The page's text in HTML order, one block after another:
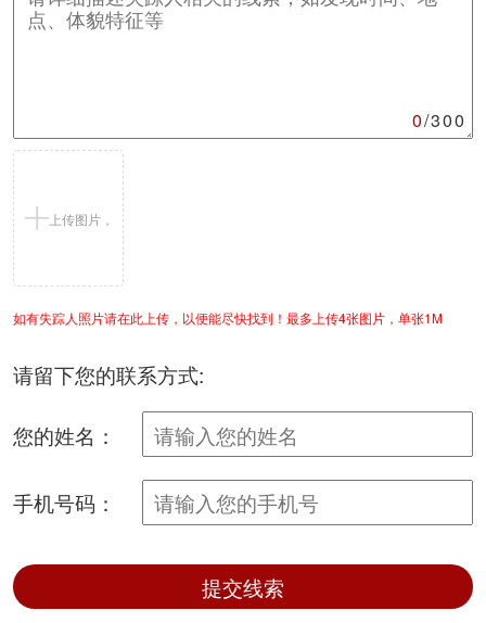
0/300
上传图片，
如有失踪人照片请在此上传，以便能尽快找到！最多上传4张图片，单张1M
请留下您的联系方式:
您的姓名：
手机号码：
提交线索